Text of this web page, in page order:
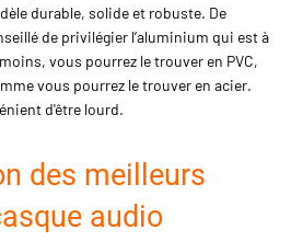
durable, solide et robuste. De
de privilégier l’aluminium qui est à
vous pourrez le trouver en PVC,
vous pourrez le trouver en acier.
d'être lourd.
des meilleurs
audio